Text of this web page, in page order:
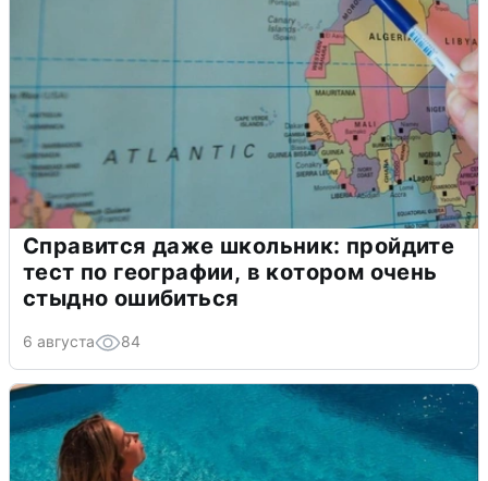
Справится даже школьник: пройдите
тест по географии, в котором очень
стыдно ошибиться
6 августа 84